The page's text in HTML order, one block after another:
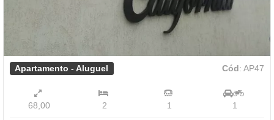
Apartamento - Aluguel Cód: AP47
68,00 2 1 1